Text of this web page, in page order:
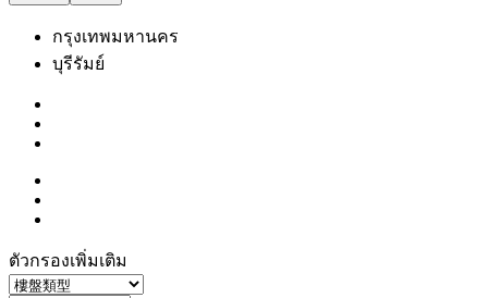
กรุงเทพมหานคร
บุรีรัมย์
ตัวกรองเพิ่มเติม